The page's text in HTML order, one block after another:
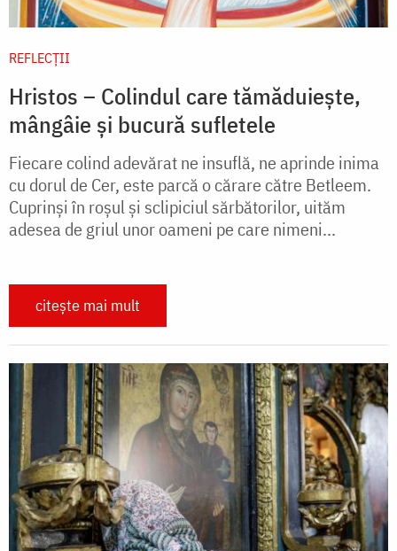
REFLECȚII
Hristos – Colindul care tămăduiește,
mângâie și bucură sufletele
Fiecare colind adevărat ne insuflă, ne aprinde inima
cu dorul de Cer, este parcă o cărare către Betleem.
Cuprinși în roșul și sclipiciul sărbătorilor, uităm
adesea de griul unor oameni pe care nimeni...
citește mai mult